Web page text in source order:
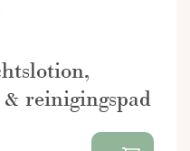
reinigingspad